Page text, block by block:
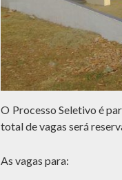
O Processo Seletivo é
total de vagas será
As vagas para: